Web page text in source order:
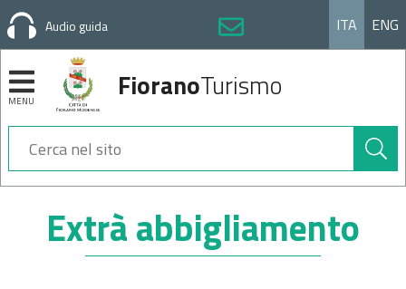
Audio guida ITA ENG
MENU FioranoTurismo
Cerca
nel
sito
Extrà abbigliamento